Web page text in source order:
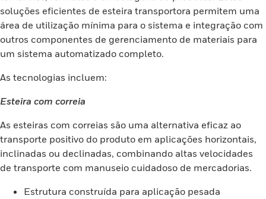
soluções eficientes de esteira transportora permitem uma
área de utilização mínima para o sistema e integração com
outros componentes de gerenciamento de materiais para
um sistema automatizado completo.
As tecnologias incluem:
Esteira com correia
As esteiras com correias são uma alternativa eficaz ao
transporte positivo do produto em aplicações horizontais,
inclinadas ou declinadas, combinando altas velocidades
de transporte com manuseio cuidadoso de mercadorias.
Estrutura construída para aplicação pesada